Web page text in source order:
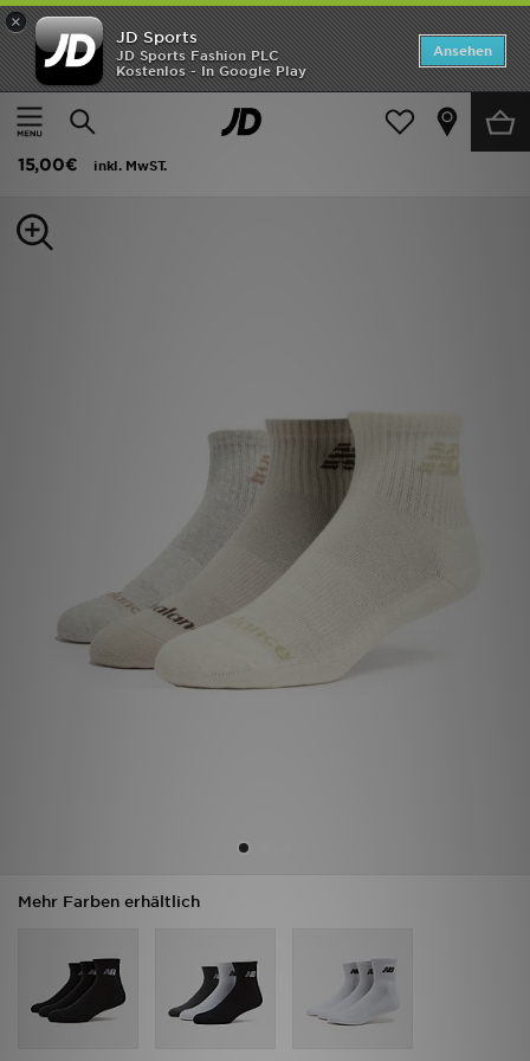
×
JD Sports
JD Sports Fashion PLC
Kostenlos - In Google Play
Ansehen
Home
Frauen Frauen Accessoires Socken
New Balance 3er-Pack Everyday Viertelsocken
15,00€
inkl. MwST.
Mehr Farben erhältlich
ANGEBOTE
Neuheiten
Kinder
Mein JD